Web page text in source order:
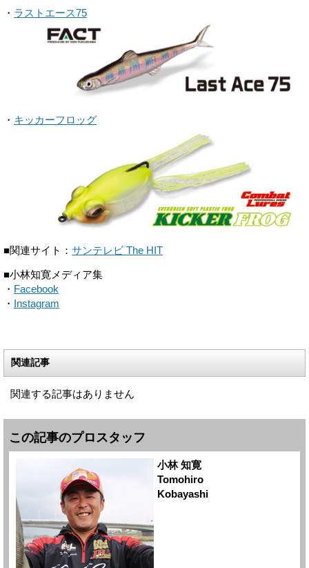
・ ラストエース75
・ キッカーフロッグ
■関連サイト： サンテレビ The HIT
■小林知寛メディア集
・ Facebook
・
Instagram
関連記事
関連する記事はありません
この記事のプロスタッフ
小林 知寛
Tomohiro
Kobayashi